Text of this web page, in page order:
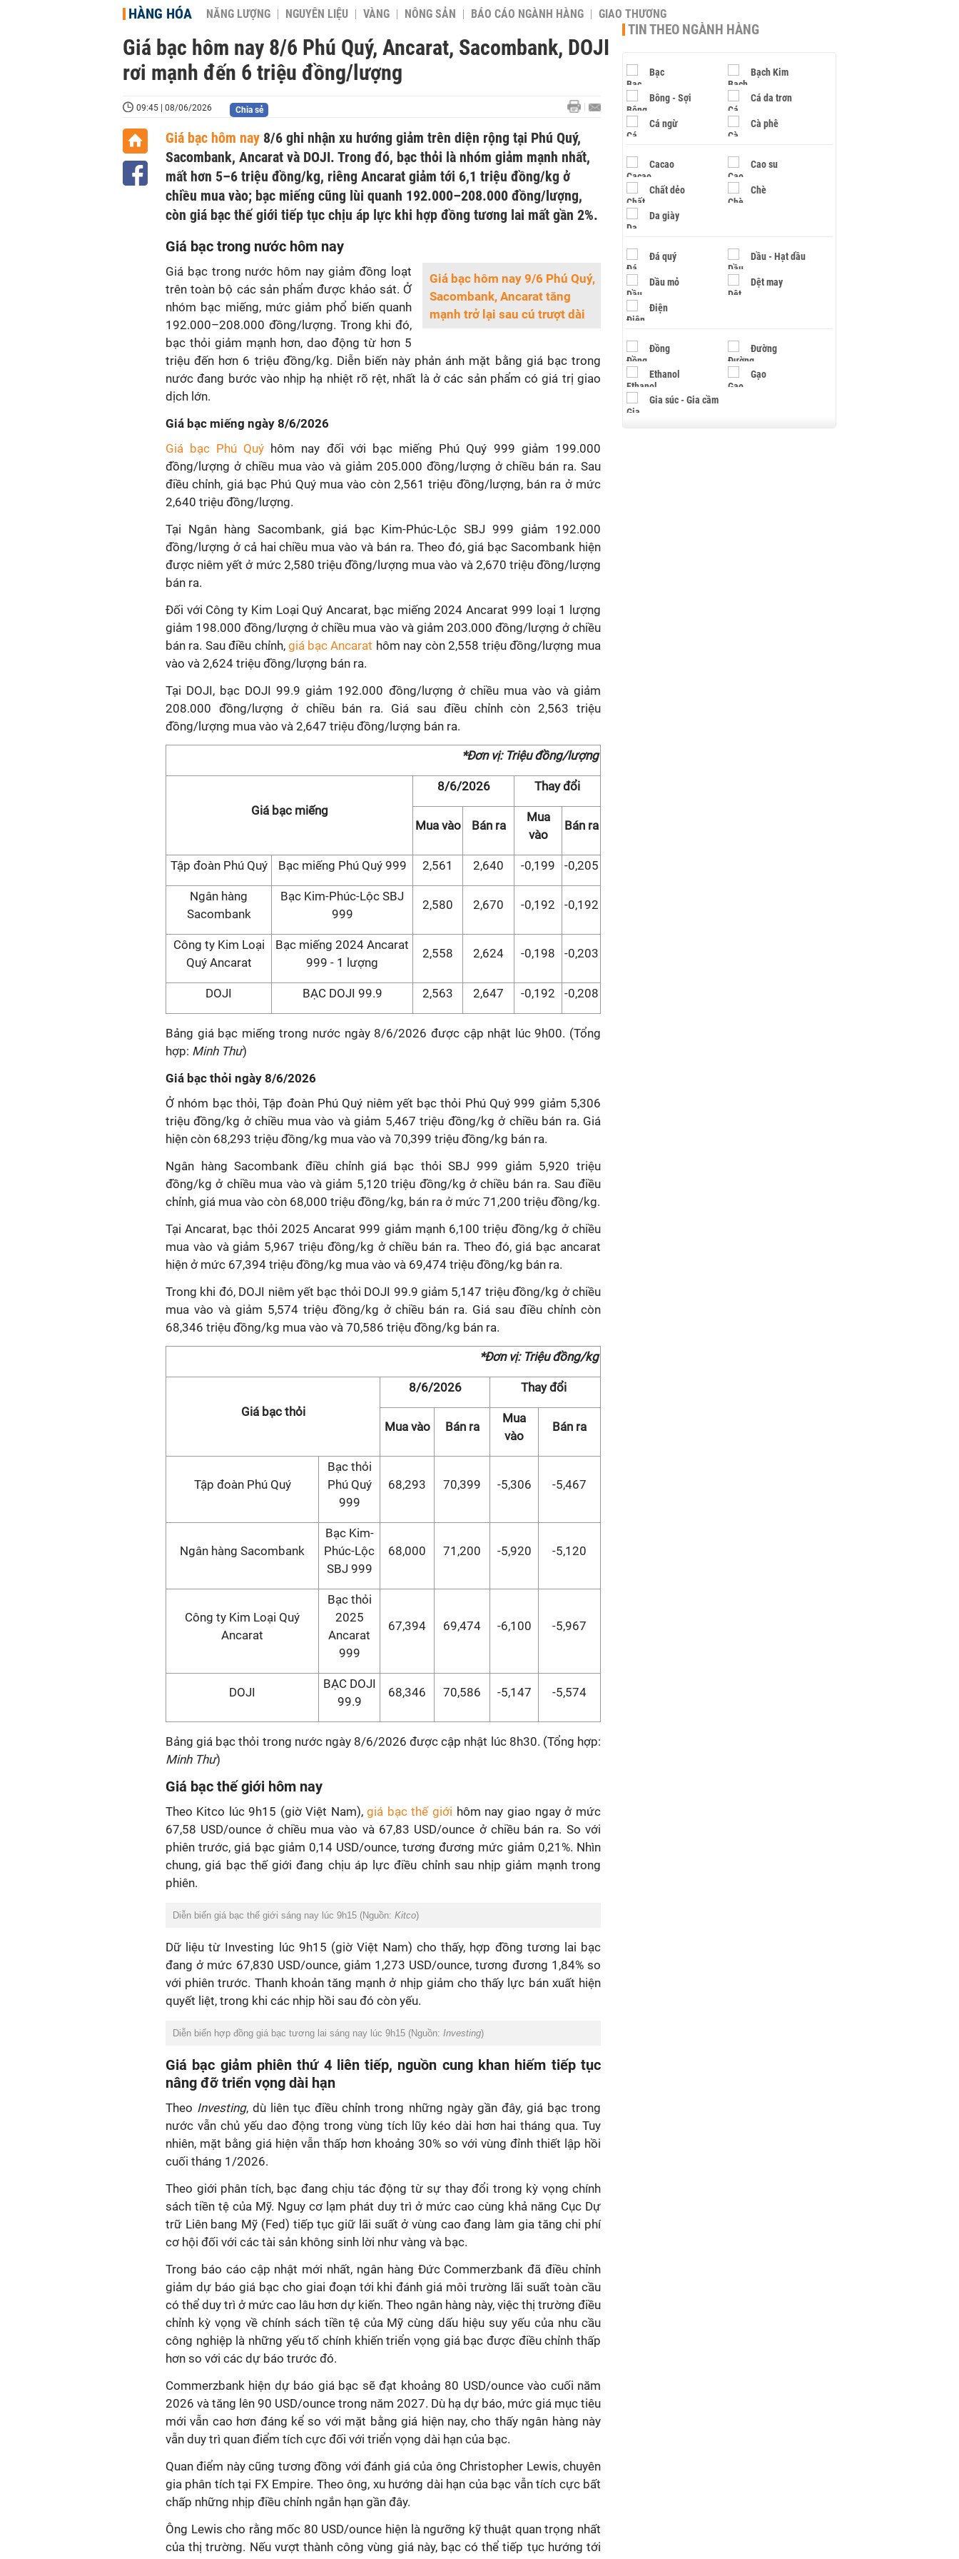
HÀNG HÓA NĂNG LƯỢNG NGUYÊN LIỆU VÀNG NÔNG SẢN BÁO CÁO NGÀNH HÀNG GIAO THƯƠNG
Giá bạc hôm nay 8/6 Phú Quý, Ancarat, Sacombank, DOJI
rơi mạnh đến 6 triệu đồng/lượng
09:45 | 08/06/2026 Chia sẻ
Giá bạc hôm nay 8/6 ghi nhận xu hướng giảm trên diện rộng tại Phú Quý,
Sacombank, Ancarat và DOJI. Trong đó, bạc thỏi là nhóm giảm mạnh nhất,
mất hơn 5–6 triệu đồng/kg, riêng Ancarat giảm tới 6,1 triệu đồng/kg ở
chiều mua vào; bạc miếng cũng lùi quanh 192.000–208.000 đồng/lượng,
còn giá bạc thế giới tiếp tục chịu áp lực khi hợp đồng tương lai mất gần 2%.
Giá bạc trong nước hôm nay
Giá bạc hôm nay 9/6 Phú Quý,
Sacombank, Ancarat tăng
mạnh trở lại sau cú trượt dài
Giá bạc trong nước hôm nay giảm đồng loạt
trên toàn bộ các sản phẩm được khảo sát. Ở
nhóm bạc miếng, mức giảm phổ biến quanh
192.000–208.000 đồng/lượng. Trong khi đó,
bạc thỏi giảm mạnh hơn, dao động từ hơn 5
triệu đến hơn 6 triệu đồng/kg. Diễn biến này phản ánh mặt bằng giá bạc trong
nước đang bước vào nhịp hạ nhiệt rõ rệt, nhất là ở các sản phẩm có giá trị giao
dịch lớn.
Giá bạc miếng ngày 8/6/2026
Giá bạc Phú Quý hôm nay đối với bạc miếng Phú Quý 999 giảm 199.000
đồng/lượng ở chiều mua vào và giảm 205.000 đồng/lượng ở chiều bán ra. Sau
điều chỉnh, giá bạc Phú Quý mua vào còn 2,561 triệu đồng/lượng, bán ra ở mức
2,640 triệu đồng/lượng.
Tại Ngân hàng Sacombank, giá bạc Kim-Phúc-Lộc SBJ 999 giảm 192.000
đồng/lượng ở cả hai chiều mua vào và bán ra. Theo đó, giá bạc Sacombank hiện
được niêm yết ở mức 2,580 triệu đồng/lượng mua vào và 2,670 triệu đồng/lượng
bán ra.
Đối với Công ty Kim Loại Quý Ancarat, bạc miếng 2024 Ancarat 999 loại 1 lượng
giảm 198.000 đồng/lượng ở chiều mua vào và giảm 203.000 đồng/lượng ở chiều
bán ra. Sau điều chỉnh, giá bạc Ancarat hôm nay còn 2,558 triệu đồng/lượng mua
vào và 2,624 triệu đồng/lượng bán ra.
Tại DOJI, bạc DOJI 99.9 giảm 192.000 đồng/lượng ở chiều mua vào và giảm
208.000 đồng/lượng ở chiều bán ra. Giá sau điều chỉnh còn 2,563 triệu
đồng/lượng mua vào và 2,647 triệu đồng/lượng bán ra.
*Đơn vị: Triệu đồng/lượng
Giá bạc miếng
8/6/2026 Thay đổi
Mua vào Bán ra
Mua
vào
Bán ra
Tập đoàn Phú Quý Bạc miếng Phú Quý 999 2,561 2,640 -0,199 -0,205
Ngân hàng
Sacombank
Bạc Kim-Phúc-Lộc SBJ
999
2,580 2,670 -0,192 -0,192
Công ty Kim Loại
Quý Ancarat
Bạc miếng 2024 Ancarat
999 - 1 lượng
2,558 2,624 -0,198 -0,203
DOJI BẠC DOJI 99.9 2,563 2,647 -0,192 -0,208
Bảng giá bạc miếng trong nước ngày 8/6/2026 được cập nhật lúc 9h00. (Tổng
hợp: Minh Thư)
Giá bạc thỏi ngày 8/6/2026
Ở nhóm bạc thỏi, Tập đoàn Phú Quý niêm yết bạc thỏi Phú Quý 999 giảm 5,306
triệu đồng/kg ở chiều mua vào và giảm 5,467 triệu đồng/kg ở chiều bán ra. Giá
hiện còn 68,293 triệu đồng/kg mua vào và 70,399 triệu đồng/kg bán ra.
Ngân hàng Sacombank điều chỉnh giá bạc thỏi SBJ 999 giảm 5,920 triệu
đồng/kg ở chiều mua vào và giảm 5,120 triệu đồng/kg ở chiều bán ra. Sau điều
chỉnh, giá mua vào còn 68,000 triệu đồng/kg, bán ra ở mức 71,200 triệu đồng/kg.
Tại Ancarat, bạc thỏi 2025 Ancarat 999 giảm mạnh 6,100 triệu đồng/kg ở chiều
mua vào và giảm 5,967 triệu đồng/kg ở chiều bán ra. Theo đó, giá bạc ancarat
hiện ở mức 67,394 triệu đồng/kg mua vào và 69,474 triệu đồng/kg bán ra.
Trong khi đó, DOJI niêm yết bạc thỏi DOJI 99.9 giảm 5,147 triệu đồng/kg ở chiều
mua vào và giảm 5,574 triệu đồng/kg ở chiều bán ra. Giá sau điều chỉnh còn
68,346 triệu đồng/kg mua vào và 70,586 triệu đồng/kg bán ra.
*Đơn vị: Triệu đồng/kg
Giá bạc thỏi
8/6/2026 Thay đổi
Mua vào Bán ra
Mua
vào
Bán ra
Tập đoàn Phú Quý
Bạc thỏi
Phú Quý
999
68,293 70,399 -5,306 -5,467
Ngân hàng Sacombank
Bạc Kim-
Phúc-Lộc
SBJ 999
68,000 71,200 -5,920 -5,120
Công ty Kim Loại Quý
Ancarat
Bạc thỏi
2025
Ancarat
999
67,394 69,474 -6,100 -5,967
DOJI
BẠC DOJI
99.9
68,346 70,586 -5,147 -5,574
Bảng giá bạc thỏi trong nước ngày 8/6/2026 được cập nhật lúc 8h30. (Tổng hợp:
Minh Thư)
Giá bạc thế giới hôm nay
Theo Kitco lúc 9h15 (giờ Việt Nam), giá bạc thế giới hôm nay giao ngay ở mức
67,58 USD/ounce ở chiều mua vào và 67,83 USD/ounce ở chiều bán ra. So với
phiên trước, giá bạc giảm 0,14 USD/ounce, tương đương mức giảm 0,21%. Nhìn
chung, giá bạc thế giới đang chịu áp lực điều chỉnh sau nhịp giảm mạnh trong
phiên.
Diễn biến giá bạc thế giới sáng nay lúc 9h15 (Nguồn: Kitco)
Dữ liệu từ Investing lúc 9h15 (giờ Việt Nam) cho thấy, hợp đồng tương lai bạc
đang ở mức 67,830 USD/ounce, giảm 1,273 USD/ounce, tương đương 1,84% so
với phiên trước. Thanh khoản tăng mạnh ở nhịp giảm cho thấy lực bán xuất hiện
quyết liệt, trong khi các nhịp hồi sau đó còn yếu.
Diễn biến hợp đồng giá bạc tương lai sáng nay lúc 9h15 (Nguồn: Investing)
Giá bạc giảm phiên thứ 4 liên tiếp, nguồn cung khan hiếm tiếp tục
nâng đỡ triển vọng dài hạn
Theo Investing, dù liên tục điều chỉnh trong những ngày gần đây, giá bạc trong
nước vẫn chủ yếu dao động trong vùng tích lũy kéo dài hơn hai tháng qua. Tuy
nhiên, mặt bằng giá hiện vẫn thấp hơn khoảng 30% so với vùng đỉnh thiết lập hồi
cuối tháng 1/2026.
Theo giới phân tích, bạc đang chịu tác động từ sự thay đổi trong kỳ vọng chính
sách tiền tệ của Mỹ. Nguy cơ lạm phát duy trì ở mức cao cùng khả năng Cục Dự
trữ Liên bang Mỹ (Fed) tiếp tục giữ lãi suất ở vùng cao đang làm gia tăng chi phí
cơ hội đối với các tài sản không sinh lời như vàng và bạc.
Trong báo cáo cập nhật mới nhất, ngân hàng Đức Commerzbank đã điều chỉnh
giảm dự báo giá bạc cho giai đoạn tới khi đánh giá môi trường lãi suất toàn cầu
có thể duy trì ở mức cao lâu hơn dự kiến. Theo ngân hàng này, việc thị trường điều
chỉnh kỳ vọng về chính sách tiền tệ của Mỹ cùng dấu hiệu suy yếu của nhu cầu
công nghiệp là những yếu tố chính khiến triển vọng giá bạc được điều chỉnh thấp
hơn so với các dự báo trước đó.
Commerzbank hiện dự báo giá bạc sẽ đạt khoảng 80 USD/ounce vào cuối năm
2026 và tăng lên 90 USD/ounce trong năm 2027. Dù hạ dự báo, mức giá mục tiêu
mới vẫn cao hơn đáng kể so với mặt bằng giá hiện nay, cho thấy ngân hàng này
vẫn duy trì quan điểm tích cực đối với triển vọng dài hạn của bạc.
Quan điểm này cũng tương đồng với đánh giá của ông Christopher Lewis, chuyên
gia phân tích tại FX Empire. Theo ông, xu hướng dài hạn của bạc vẫn tích cực bất
chấp những nhịp điều chỉnh ngắn hạn gần đây.
Ông Lewis cho rằng mốc 80 USD/ounce hiện là ngưỡng kỹ thuật quan trọng nhất
của thị trường. Nếu vượt thành công vùng giá này, bạc có thể tiếp tục hướng tới
TIN THEO NGÀNH HÀNG
Bạc Bạch Kim
Bông - Sợi Cá da trơn
Cá ngừ Cà phê
Cacao Cao su
Chất dẻo Chè
Da giày
Đá quý Dầu - Hạt dầu
Dầu mỏ Dệt may
Điện
Đồng Đường
Ethanol Gạo
Gia súc - Gia cầm